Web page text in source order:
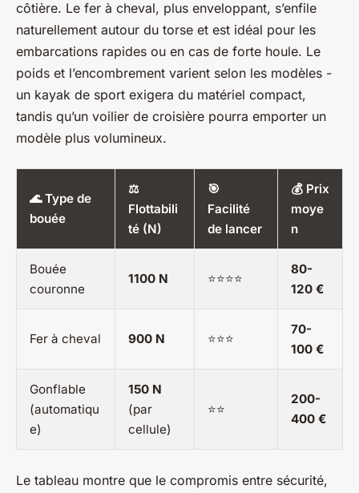
côtière. Le fer à cheval, plus enveloppant, s’enfile
naturellement autour du torse et est idéal pour les
embarcations rapides ou en cas de forte houle. Le
poids et l’encombrement varient selon les modèles -
un kayak de sport exigera du matériel compact,
tandis qu’un voilier de croisière pourra emporter un
modèle plus volumineux.
🌊 Type de
bouée
⚖️
Flottabili
té (N)
🎯
Facilité
de lancer
💰 Prix
moye
n
Bouée
couronne
1100 N ⭐⭐⭐⭐
80-
120 €
Fer à cheval 900 N ⭐⭐⭐
70-
100 €
Gonflable
(automatiqu
e)
150 N
(par
cellule)
⭐⭐
200-
400 €
Le tableau montre que le compromis entre sécurité,